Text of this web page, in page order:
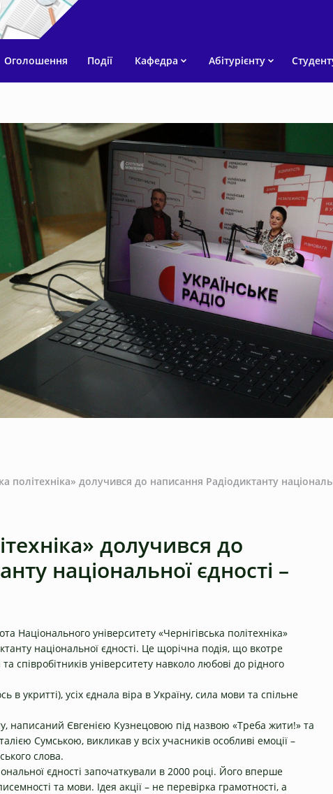
Оголошення Події Кафедра Абітурієнту
політехніка» долучився до написання Радіодиктанту
долучився до
національної єдності –
Національного університету «Чернігівська політехніка»
національної єдності. Це щорічна подія, що вкотре
співробітників університету навколо любові до рідного
в укритті), усіх єднала віра в Україну, сила мови та спільне
написаний Євгенією Кузнецовою під назвою «Треба жити!» та
Сумською, викликав у всіх учасників особливі емоції –
слова.
єдності започаткували в 2000 році. Його вперше
та мови. Ідея акції – не перевірка грамотності, а